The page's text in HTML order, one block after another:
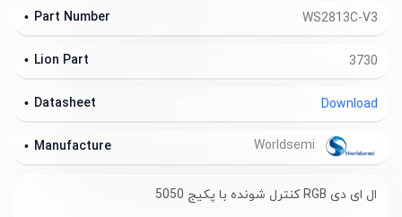
WS2813C-V3
Part Number
3730
Lion Part
Download
Datasheet
Manufacture
ال ای دی RGB کنترل شونده با پکیج 5050